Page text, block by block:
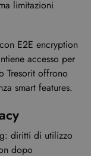
limitazioni
E2E encryption
accesso per
Tresorit offrono
smart features.
diritti di utilizzo
dopo